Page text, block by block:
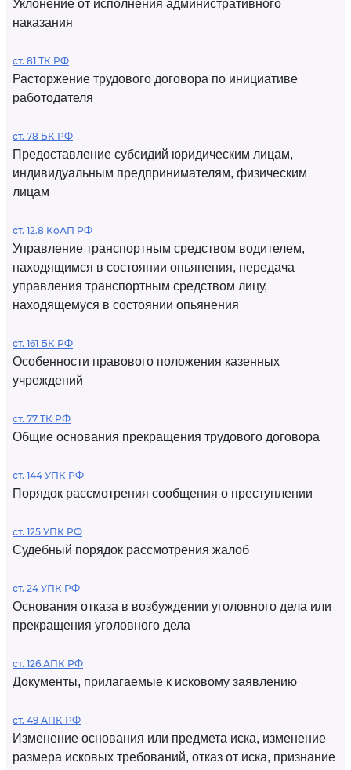
Уклонение от исполнения административного
наказания
ст. 81 ТК РФ
Расторжение трудового договора по инициативе
работодателя
ст. 78 БК РФ
Предоставление субсидий юридическим лицам,
индивидуальным предпринимателям, физическим
лицам
ст. 12.8 КоАП РФ
Управление транспортным средством водителем,
находящимся в состоянии опьянения, передача
управления транспортным средством лицу,
находящемуся в состоянии опьянения
ст. 161 БК РФ
Особенности правового положения казенных
учреждений
ст. 77 ТК РФ
Общие основания прекращения трудового договора
ст. 144 УПК РФ
Порядок рассмотрения сообщения о преступлении
ст. 125 УПК РФ
Судебный порядок рассмотрения жалоб
ст. 24 УПК РФ
Основания отказа в возбуждении уголовного дела или
прекращения уголовного дела
ст. 126 АПК РФ
Документы, прилагаемые к исковому заявлению
ст. 49 АПК РФ
Изменение основания или предмета иска, изменение
размера исковых требований, отказ от иска, признание